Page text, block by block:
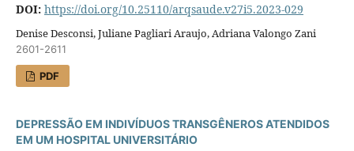
DOI: https://doi.org/10.25110/arqsaude.v27i5.2023-029
Denise Desconsi, Juliane Pagliari Araujo, Adriana Valongo Zani
2601-2611
PDF
DEPRESSÃO EM INDIVÍDUOS TRANSGÊNEROS ATENDIDOS
EM UM HOSPITAL UNIVERSITÁRIO